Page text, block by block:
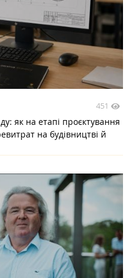
451
як на етапі проєктування
на будівництві й